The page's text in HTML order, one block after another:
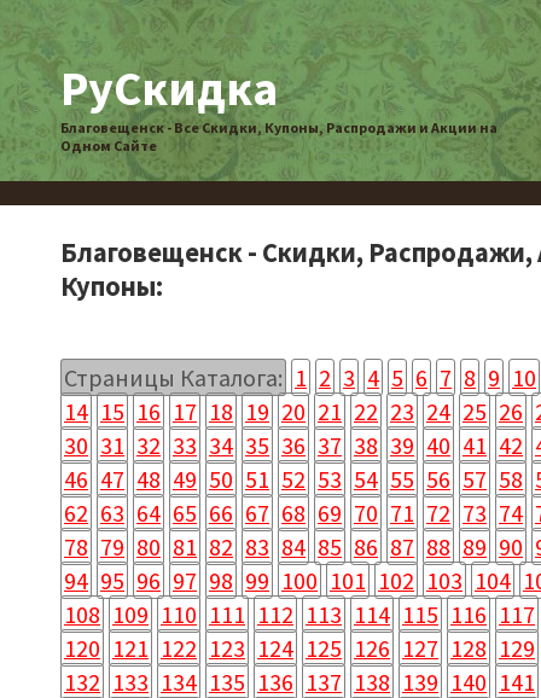
РуСкидка
Благовещенск - Все Скидки, Купоны, Распродажи и Акции на
Одном Сайте
Благовещенск - Скидки, Распродажи,
Купоны:
Страницы Каталога: 1 2 3 4 5 6 7 8 9 10
14 15 16 17 18 19 20 21 22 23 24 25 26
30 31 32 33 34 35 36 37 38 39 40 41 42
46 47 48 49 50 51 52 53 54 55 56 57 58
62 63 64 65 66 67 68 69 70 71 72 73 74
78 79 80 81 82 83 84 85 86 87 88 89 90
94 95 96 97 98 99 100 101 102 103 104
108 109 110 111 112 113 114 115 116 117
120 121 122 123 124 125 126 127 128 129
132 133 134 135 136 137 138 139 140 141